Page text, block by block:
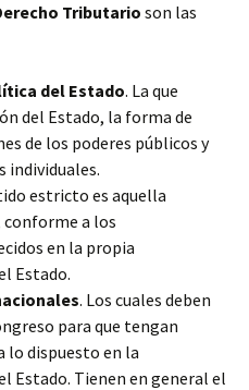
Tributario son las
del Estado. La que
del Estado, la forma de
de los poderes públicos y
individuales.
estricto es aquella
conforme a los
en la propia
Estado.
. Los cuales deben
para que tengan
lo dispuesto en la
Estado. Tienen en general el